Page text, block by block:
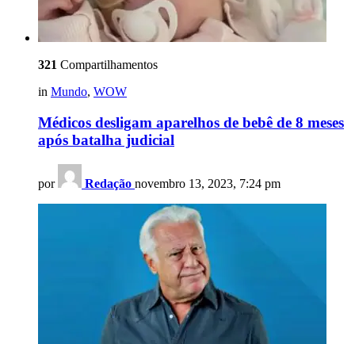
321 Compartilhamentos
in Mundo, WOW
Médicos desligam aparelhos de bebê de 8 meses
após batalha judicial
por Redação novembro 13, 2023, 7:24 pm